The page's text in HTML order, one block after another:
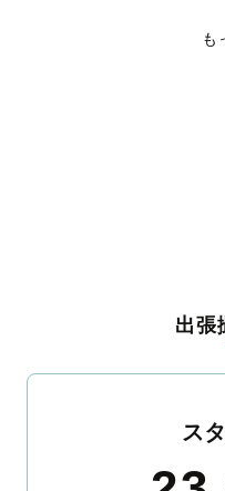
加茂郡坂
も
出張
ス